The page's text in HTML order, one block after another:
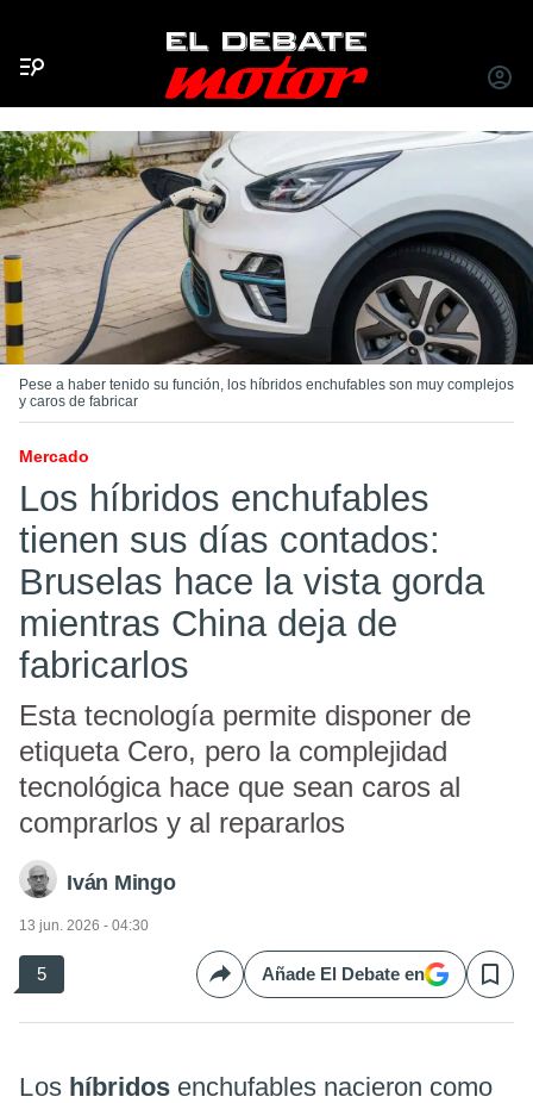
INICIAR
Pese a haber tenido su función, los híbridos enchufables son muy complejos
y caros de fabricar
Mercado
Los híbridos enchufables
tienen sus días contados:
Bruselas hace la vista gorda
mientras China deja de
fabricarlos
Esta tecnología permite disponer de
etiqueta Cero, pero la complejidad
tecnológica hace que sean caros al
comprarlos y al repararlos
Iván Mingo
13 jun. 2026 - 04:30
5 CompartirAñade El Debate en Save
Los híbridos enchufables nacieron como